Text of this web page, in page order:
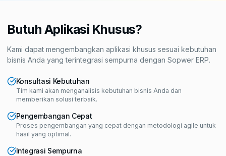
Butuh Aplikasi Khusus?
Kami dapat mengembangkan aplikasi khusus sesuai kebutuhan
bisnis Anda yang terintegrasi sempurna dengan Sopwer ERP.
Konsultasi Kebutuhan
Tim kami akan menganalisis kebutuhan bisnis Anda dan
memberikan solusi terbaik.
Pengembangan Cepat
Proses pengembangan yang cepat dengan metodologi agile untuk
hasil yang optimal.
Integrasi Sempurna